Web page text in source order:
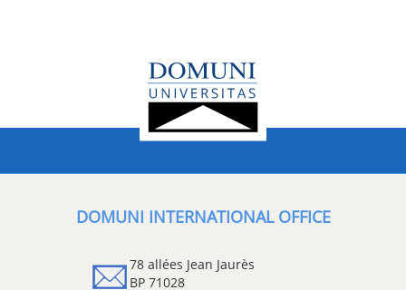
DOMUNI INTERNATIONAL OFFICE
78 allées Jean Jaurès
BP 71028